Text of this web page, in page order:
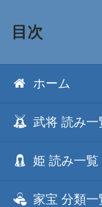
目次
ホーム
武将 読み一
姫 読み一覧
家宝 分類一